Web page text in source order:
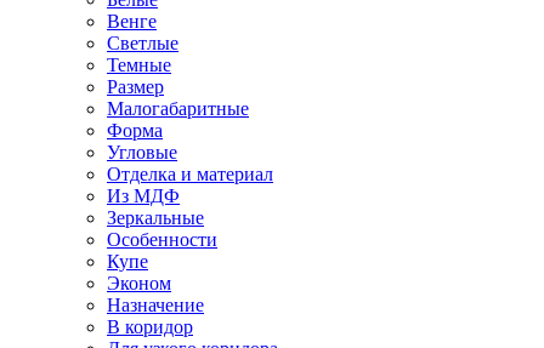
Венге
Светлые
Темные
Размер
Малогабаритные
Форма
Угловые
Отделка и материал
Из МДФ
Зеркальные
Особенности
Купе
Эконом
Назначение
В коридор